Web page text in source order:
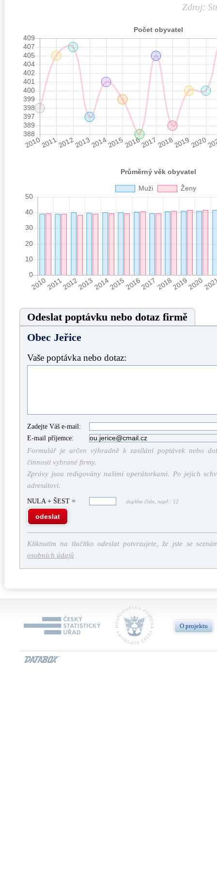
Zdroj:
Odeslat poptávku nebo dotaz firmě
Obec Jeřice
Vaše poptávka nebo dotaz:
Zadejte Váš e-mail:
E-mail příjemce:
Formulář je určen výhradně k zasílání poptávek nebo
činností vybrané firmy.
Zprávy jsou redigovány našimi operátorkami. Po jejich
adresátovi.
NULA + ŠEST = doplňte číslo, např.: 12
odeslat
Kliknutím na tlačítko odeslat potvrzujete, že jste se
osobních údajů
O projektu